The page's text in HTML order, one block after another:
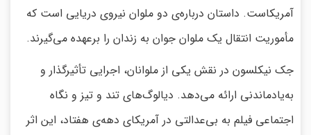
آمریکاست. داستان درباره‌ی دو ملوان نیروی دریایی است که
مأموریت انتقال یک ملوان جوان به زندان را برعهده می‌گیرند.
جک نیکلسون در نقش یکی از ملوانان، اجرایی تأثیرگذار و
به‌یادماندنی ارائه می‌دهد. دیالوگ‌های تند و تیز و نگاه
اجتماعی فیلم به بی‌عدالتی در آمریکای دهه‌ی هفتاد، این اثر